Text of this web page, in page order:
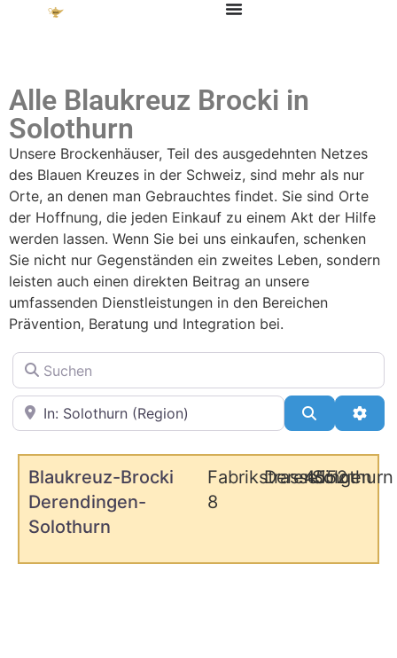
Alle Blaukreuz Brocki in
Solothurn
Unsere Brockenhäuser, Teil des ausgedehnten Netzes
des Blauen Kreuzes in der Schweiz, sind mehr als nur
Orte, an denen man Gebrauchtes findet. Sie sind Orte
der Hoffnung, die jeden Einkauf zu einem Akt der Hilfe
werden lassen. Wenn Sie bei uns einkaufen, schenken
Sie nicht nur Gegenständen ein zweites Leben, sondern
leisten auch einen direkten Beitrag an unsere
umfassenden Dienstleistungen in den Bereichen
Prävention, Beratung und Integration bei.
Suchen
in der Nähe
Suchen
Blaukreuz-Brocki
Derendingen-
Solothurn
Fabrikstrasse
8
Derendingen
4552
Solothurn
Wird